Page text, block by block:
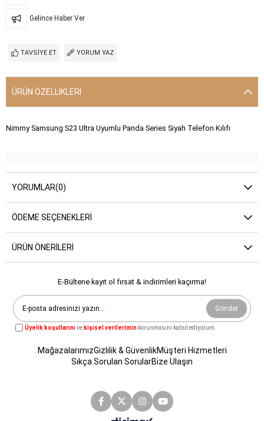
Gelince Haber Ver
TAVSIYE ET YORUM YAZ
ÜRÜN ÖZELLIKLERI
Nimmy Samsung S23 Ultra Uyumlu Panda Series Siyah Telefon Kılıfı
YORUMLAR(0)
ÖDEME SEÇENEKLERI
ÜRÜN ÖNERILERI
E-Bültene kayıt ol fırsat & indirimleri kaçırma!
Gönder
Üyelik koşullarınıve kişisel verilerimin korunmasını kabul ediyorum.
MağazalarımızGizlilik & GüvenlikMüşteri Hizmetleri
Sıkça Sorulan SorularBize Ulaşın